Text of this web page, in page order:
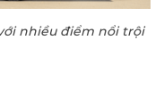
nhiều điểm nổi trội